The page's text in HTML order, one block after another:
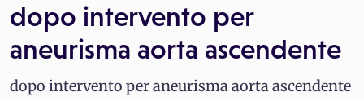
dopo intervento per
aneurisma aorta ascendente
dopo intervento per aneurisma aorta ascendente